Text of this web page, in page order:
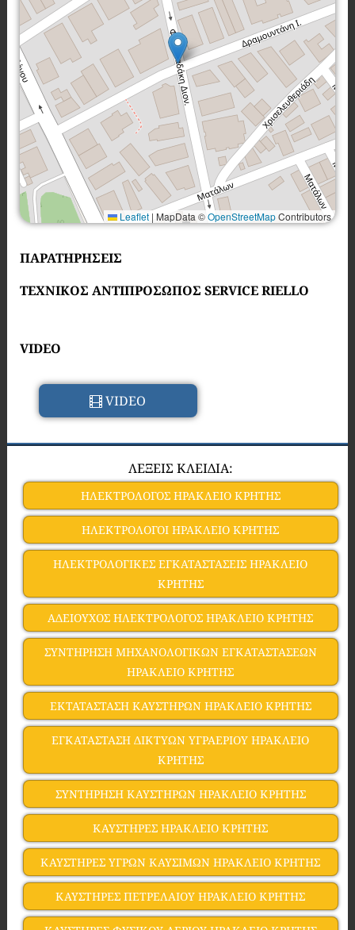
Leaflet | MapData ©OpenStreetMapContributors
ΠΑΡΑΤΗΡΗΣΕΙΣ
ΤΕΧΝΙΚΟΣ ΑΝΤΙΠΡΟΣΩΠΟΣ SERVICE RIELLO
VIDEO
VIDEO
ΛΕΞΕΙΣ ΚΛΕΙΔΙΑ:
ΗΛΕΚΤΡΟΛΟΓΟΣ ΗΡΑΚΛΕΙΟ ΚΡΗΤΗΣ
ΗΛΕΚΤΡΟΛΟΓΟΙ ΗΡΑΚΛΕΙΟ ΚΡΗΤΗΣ
ΗΛΕΚΤΡΟΛΟΓΙΚΕΣ ΕΓΚΑΤΑΣΤΑΣΕΙΣ ΗΡΑΚΛΕΙΟ
ΚΡΗΤΗΣ
ΑΔΕΙΟΥΧΟΣ ΗΛΕΚΤΡΟΛΟΓΟΣ ΗΡΑΚΛΕΙΟ ΚΡΗΤΗΣ
ΣΥΝΤΗΡΗΣΗ ΜΗΧΑΝΟΛΟΓΙΚΩΝ ΕΓΚΑΤΑΣΤΑΣΕΩΝ
ΗΡΑΚΛΕΙΟ ΚΡΗΤΗΣ
ΕΚΤΑΤΑΣΤΑΣΗ ΚΑΥΣΤΗΡΩΝ ΗΡΑΚΛΕΙΟ ΚΡΗΤΗΣ
ΕΓΚΑΤΑΣΤΑΣΗ ΔΙΚΤΥΩΝ ΥΓΡΑΕΡΙΟΥ ΗΡΑΚΛΕΙΟ
ΚΡΗΤΗΣ
ΣΥΝΤΗΡΗΣΗ ΚΑΥΣΤΗΡΩΝ ΗΡΑΚΛΕΙΟ ΚΡΗΤΗΣ
ΚΑΥΣΤΗΡΕΣ ΗΡΑΚΛΕΙΟ ΚΡΗΤΗΣ
ΚΑΥΣΤΗΡΕΣ ΥΓΡΩΝ ΚΑΥΣΙΜΩΝ ΗΡΑΚΛΕΙΟ ΚΡΗΤΗΣ
ΚΑΥΣΤΗΡΕΣ ΠΕΤΡΕΛΑΙΟΥ ΗΡΑΚΛΕΙΟ ΚΡΗΤΗΣ